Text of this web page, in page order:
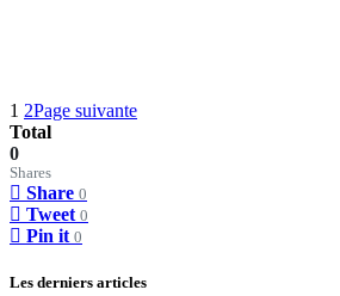
1 2Page suivante
Total
0
Shares
Share 0
Tweet 0
Pin it 0
Les derniers articles